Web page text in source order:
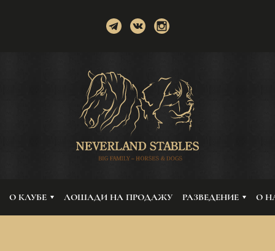
О КЛУБЕ ЛОШАДИ НА ПРОДАЖУ РАЗВЕДЕНИЕ О